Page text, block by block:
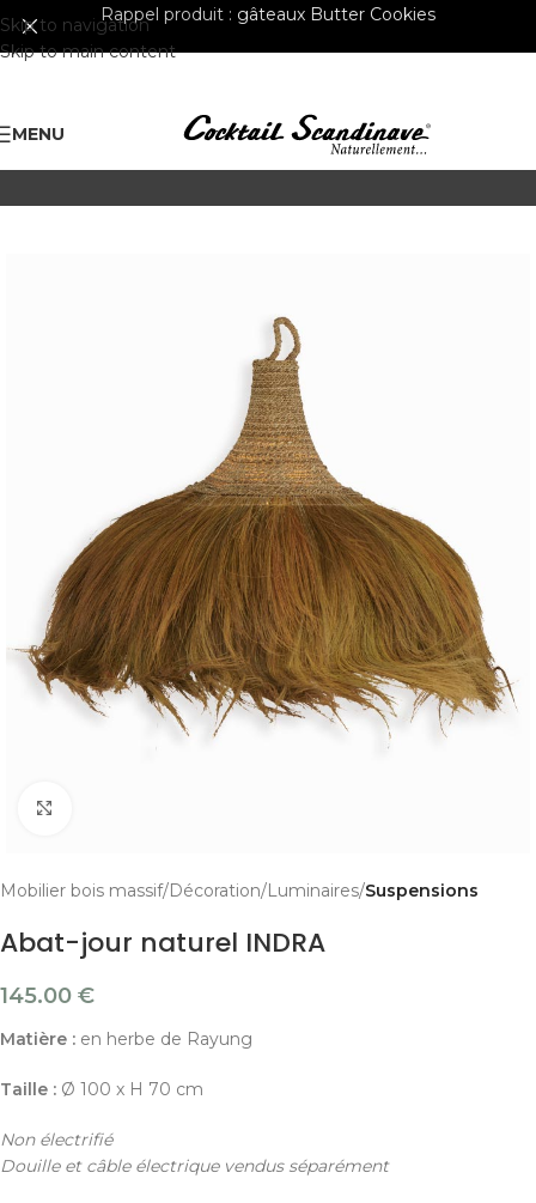
Skip to navigation
Skip to main content
Rappel produit : gâteaux Butter Cookies
MENU
Mobilier bois massif Décoration Luminaires Suspensions
Abat-jour naturel INDRA
145.00 €
Matière : en herbe de Rayung
Taille : Ø 100 x H 70 cm
Non électrifié
Douille et câble électrique vendus séparément